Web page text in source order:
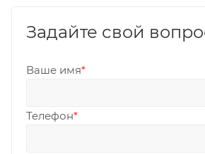
Задайте свой
Ваше имя*
Телефон*